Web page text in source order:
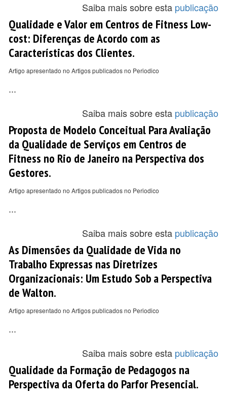
Saiba mais sobre esta publicação
Qualidade e Valor em Centros de Fitness Low-
cost: Diferenças de Acordo com as
Características dos Clientes.
Artigo apresentado no Artigos publicados no Periodico
...
Saiba mais sobre esta publicação
Proposta de Modelo Conceitual Para Avaliação
da Qualidade de Serviços em Centros de
Fitness no Rio de Janeiro na Perspectiva dos
Gestores.
Artigo apresentado no Artigos publicados no Periodico
...
Saiba mais sobre esta publicação
As Dimensões da Qualidade de Vida no
Trabalho Expressas nas Diretrizes
Organizacionais: Um Estudo Sob a Perspectiva
de Walton.
Artigo apresentado no Artigos publicados no Periodico
...
Saiba mais sobre esta publicação
Qualidade da Formação de Pedagogos na
Perspectiva da Oferta do Parfor Presencial.